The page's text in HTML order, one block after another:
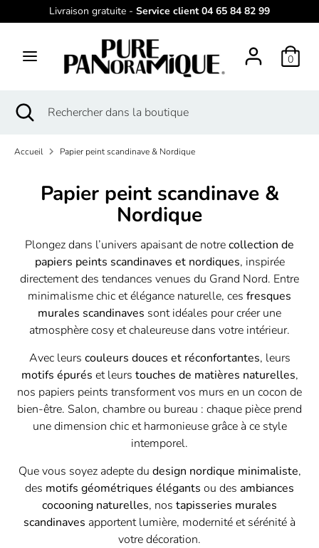
au
Livraison gratuite - Service client 04 65 84 82 99
0
L
a
g
u
e
RechercheRechercher
boutique
RechercheRechercher
boutique
Fermer
la
Accueil Papier peint scandinave & Nordique
Papier peint scandinave &
Nordique
Plongez dans l’univers apaisant de notrecollection de
papiers peints scandinaves et nordiques, inspirée
directement des tendances venues du Grand Nord. Entre
minimalisme chic et élégance naturelle, ces fresques
murales scandinaves sont idéales pour créer une
atmosphère cosy et chaleureuse dans votre intérieur.
Avec leurs couleurs douces et réconfortantes, leurs
motifs épurés et leurs touches de matières naturelles,
nos papiers peints transforment vos murs en un cocon de
bien-être. Salon, chambre ou bureau : chaque pièce prend
une dimension chic et harmonieuse grâce à ce style
intemporel.
Que vous soyez adepte du design nordique minimaliste,
des motifs géométriques élégants ou des ambiances
cocooning naturelles, nos tapisseries murales
scandinaves apportent lumière, modernité et sérénité à
votre décoration.